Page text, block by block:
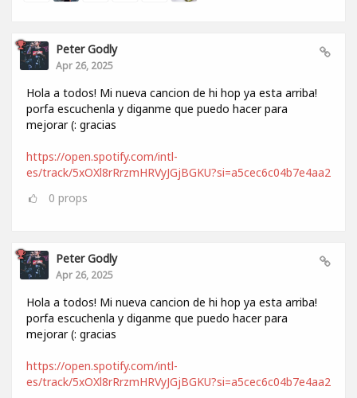
Peter Godly
Apr 26, 2025
Hola a todos! Mi nueva cancion de hi hop ya esta arriba!
porfa escuchenla y diganme que puedo hacer para
mejorar (: gracias
https://open.spotify.com/intl-
es/track/5xOXl8rRrzmHRVyJGjBGKU?si=a5cec6c04b7e4aa2
0 props
Peter Godly
Apr 26, 2025
Hola a todos! Mi nueva cancion de hi hop ya esta arriba!
porfa escuchenla y diganme que puedo hacer para
mejorar (: gracias
https://open.spotify.com/intl-
es/track/5xOXl8rRrzmHRVyJGjBGKU?si=a5cec6c04b7e4aa2